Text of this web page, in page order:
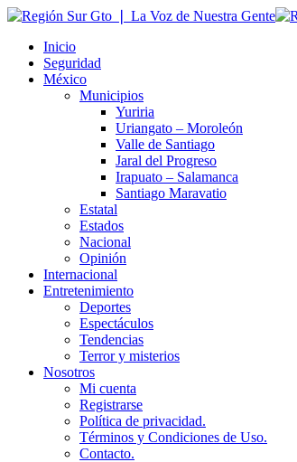
Inicio
Seguridad
México
Municipios
Yuriria
Uriangato – Moroleón
Valle de Santiago
Jaral del Progreso
Irapuato – Salamanca
Santiago Maravatio
Estatal
Estados
Nacional
Opinión
Internacional
Entretenimiento
Deportes
Espectáculos
Tendencias
Terror y misterios
Nosotros
Mi cuenta
Registrarse
Política de privacidad.
Términos y Condiciones de Uso.
Contacto.